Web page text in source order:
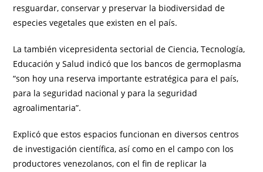
resguardar, conservar y preservar la biodiversidad de
especies vegetales que existen en el país.
La también vicepresidenta sectorial de Ciencia, Tecnología,
Educación y Salud indicó que los bancos de germoplasma
“son hoy una reserva importante estratégica para el país,
para la seguridad nacional y para la seguridad
agroalimentaria”.
Explicó que estos espacios funcionan en diversos centros
de investigación científica, así como en el campo con los
productores venezolanos, con el fin de replicar la